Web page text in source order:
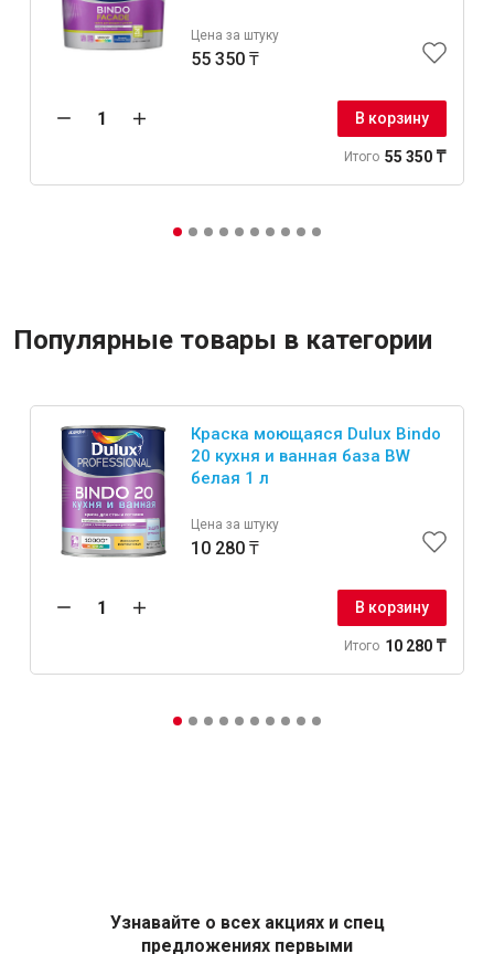
Цена за штуку
55 350 ₸
В корзину
Итого 55 350 ₸
Популярные товары в категории
Краска моющаяся Dulux Bindo
20 кухня и ванная база BW
белая 1 л
Цена за штуку
10 280 ₸
В корзину
Итого 10 280 ₸
Узнавайте о всех акциях и спец
предложениях первыми